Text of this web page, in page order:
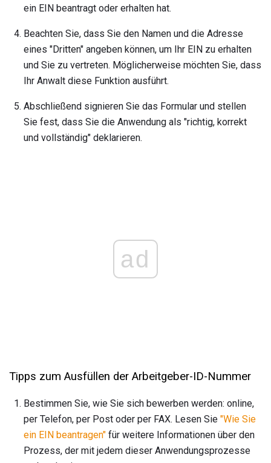
ein EIN beantragt oder erhalten hat.
Beachten Sie, dass Sie den Namen und die Adresse
eines "Dritten" angeben können, um Ihr EIN zu erhalten
und Sie zu vertreten. Möglicherweise möchten Sie, dass
Ihr Anwalt diese Funktion ausführt.
Abschließend signieren Sie das Formular und stellen
Sie fest, dass Sie die Anwendung als "richtig, korrekt
und vollständig" deklarieren.
ad
Tipps zum Ausfüllen der Arbeitgeber-ID-Nummer
Bestimmen Sie, wie Sie sich bewerben werden: online,
per Telefon, per Post oder per FAX. Lesen Sie "Wie Sie
ein EIN beantragen" für weitere Informationen über den
Prozess, der mit jedem dieser Anwendungsprozesse